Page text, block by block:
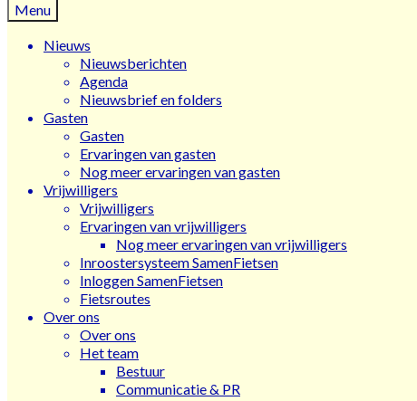
Menu
Nieuws
Nieuwsberichten
Agenda
Nieuwsbrief en folders
Gasten
Gasten
Ervaringen van gasten
Nog meer ervaringen van gasten
Vrijwilligers
Vrijwilligers
Ervaringen van vrijwilligers
Nog meer ervaringen van vrijwilligers
Inroostersysteem SamenFietsen
Inloggen SamenFietsen
Fietsroutes
Over ons
Over ons
Het team
Bestuur
Communicatie & PR